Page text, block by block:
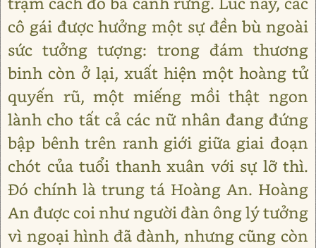
cô gái được hưởng một sự đền bù ngoài
sức tưởng tượng: trong đám thương
binh còn ở lại, xuất hiện một hoàng tử
quyến rũ, một miếng mồi thật ngon
lành cho tất cả các nữ nhân đang đứng
bập bênh trên ranh giới giữa giai đoạn
chót của tuổi thanh xuân với sự lỡ thì.
Đó chính là trung tá Hoàng An. Hoàng
An được coi như người đàn ông lý tưởng
vì ngoại hình đã đành, nhưng cũng còn